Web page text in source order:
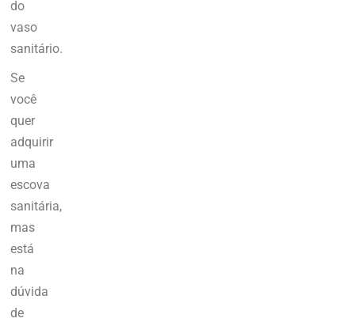
do
vaso
sanitário.
Se
você
quer
adquirir
uma
escova
sanitária,
mas
está
na
dúvida
de